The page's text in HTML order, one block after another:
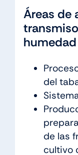
Áreas de
del
de las
cultivo